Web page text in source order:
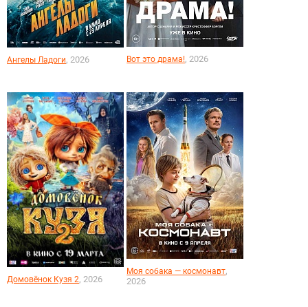
Ангелы Ладоги, 2026 Вот это драма!, 2026
Домовёнок Кузя 2, 2026
Моя собака — космонавт,
2026